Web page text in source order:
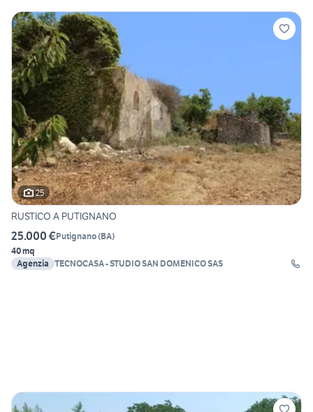
25
RUSTICO A PUTIGNANO
25.000 €Putignano(BA)
40 mq
Agenzia TECNOCASA - STUDIO SAN DOMENICO SAS